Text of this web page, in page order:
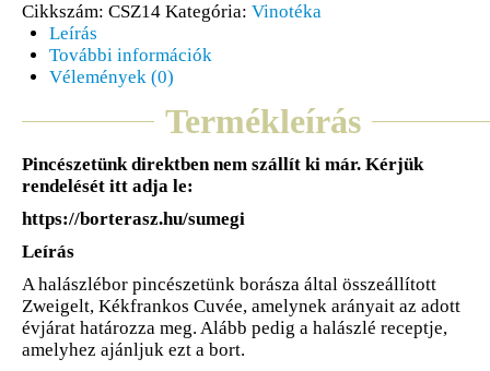
Cikkszám: CSZ14 Kategória: Vinotéka
Leírás
További információk
Vélemények (0)
Termékleírás
Pincészetünk direktben nem szállít ki már. Kérjük
rendelését itt adja le:
https://borterasz.hu/sumegi
Leírás
A halászlébor pincészetünk borásza által összeállított
Zweigelt, Kékfrankos Cuvée, amelynek arányait az adott
évjárat határozza meg. Alább pedig a halászlé receptje,
amelyhez ajánljuk ezt a bort.